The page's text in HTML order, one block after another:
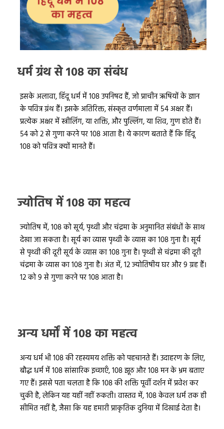
धर्म ग्रंथ से 108 का संबंध
इसके अलावा, हिंदू धर्म में 108 उपनिषद हैं, जो प्राचीन ऋषियों के ज्ञान
के पवित्र ग्रंथ हैं। इसके अतिरिक्त, संस्कृत वर्णमाला में 54 अक्षर हैं।
प्रत्येक अक्षर में स्त्रीलिंग, या शक्ति, और पुल्लिंग, या शिव, गुण होते हैं।
54 को 2 से गुणा करने पर 108 आता है। ये कारण बताते हैं कि हिंदू
108 को पवित्र क्यों मानते हैं।
ज्योतिष में 108 का महत्व
ज्योतिष में, 108 को सूर्य, पृथ्वी और चंद्रमा के अनुमानित संबंधों के साथ
देखा जा सकता है। सूर्य का व्यास पृथ्वी के व्यास का 108 गुना है। सूर्य
से पृथ्वी की दूरी सूर्य के व्यास का 108 गुना है। पृथ्वी से चंद्रमा की दूरी
चंद्रमा के व्यास का 108 गुना है। अंत में, 12 ज्योतिषीय घर और 9 ग्रह हैं।
12 को 9 से गुणा करने पर 108 आता है।
अन्य धर्मों में 108 का महत्व
अन्य धर्म भी 108 की रहस्यमय शक्ति को पहचानते हैं। उदाहरण के लिए,
बौद्ध धर्म में 108 सांसारिक इच्छाएँ, 108 झूठ और 108 मन के भ्रम बताए
गए हैं। इससे पता चलता है कि 108 की शक्ति पूर्वी दर्शन में प्रवेश कर
चुकी है, लेकिन यह यहीं नहीं रुकती। वास्तव में, 108 केवल धर्म तक ही
सीमित नहीं है, जैसा कि यह हमारी प्राकृतिक दुनिया में दिखाई देता है।